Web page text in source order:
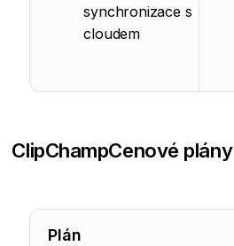
synchronizace s
cloudem
ClipChampCenové plány
Plán